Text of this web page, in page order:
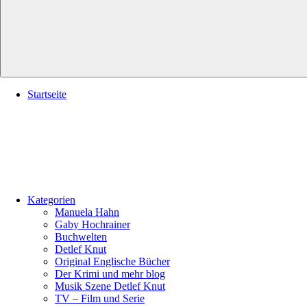
Startseite
Kategorien
Manuela Hahn
Gaby Hochrainer
Buchwelten
Detlef Knut
Original Englische Bücher
Der Krimi und mehr blog
Musik Szene Detlef Knut
TV – Film und Serie